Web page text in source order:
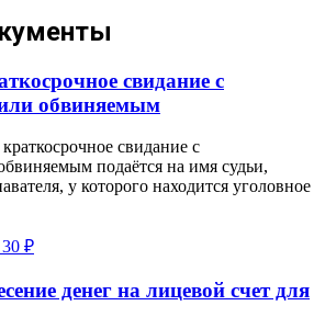
свидание с
обвиняемым
свидание с
подаётся на имя судьи,
у которого находится уголовное
30 ₽
денег на лицевой счет для